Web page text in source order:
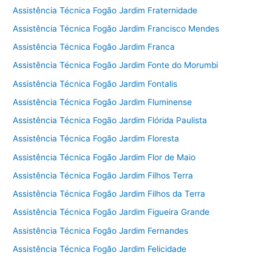
Assistência Técnica Fogão Jardim Fraternidade
Assistência Técnica Fogão Jardim Francisco Mendes
Assistência Técnica Fogão Jardim Franca
Assistência Técnica Fogão Jardim Fonte do Morumbi
Assistência Técnica Fogão Jardim Fontalis
Assistência Técnica Fogão Jardim Fluminense
Assistência Técnica Fogão Jardim Flórida Paulista
Assistência Técnica Fogão Jardim Floresta
Assistência Técnica Fogão Jardim Flor de Maio
Assistência Técnica Fogão Jardim Filhos Terra
Assistência Técnica Fogão Jardim Filhos da Terra
Assistência Técnica Fogão Jardim Figueira Grande
Assistência Técnica Fogão Jardim Fernandes
Assistência Técnica Fogão Jardim Felicidade